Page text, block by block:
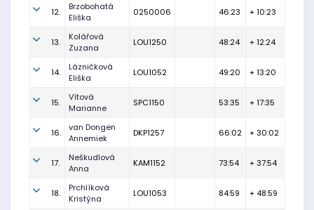
12.
Brzobohatá
Eliška
0250006 46:23 + 10:23
13.
Kolářová
Zuzana
LOU1250 48:24 + 12:24
14.
Lázničková
Eliška
LOU1052 49:20 + 13:20
15.
Vítová
Marianne
SPC1150 53:35 + 17:35
16.
van Dongen
Annemiek
DKP1257 66:02 + 30:02
17.
Neškudlová
Anna
KAM1152 73:54 + 37:54
18.
Prchlíková
Kristýna
LOU1053 84:59 + 48:59